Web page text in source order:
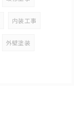
内装工事
外壁塗装